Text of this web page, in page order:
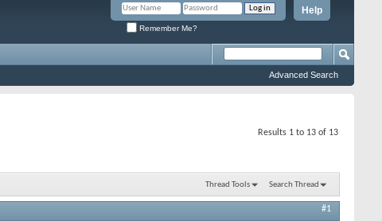
Help
Remember Me?
Advanced Search
Results 1 to 13 of 13
Thread Tools Search Thread
#1